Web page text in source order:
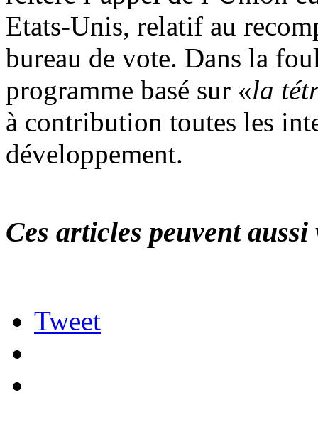
Etats-Unis, relatif au
bureau de vote. Dans la
programme basé sur «la
à contribution toutes les
développement.
Ces articles peuvent
Tweet